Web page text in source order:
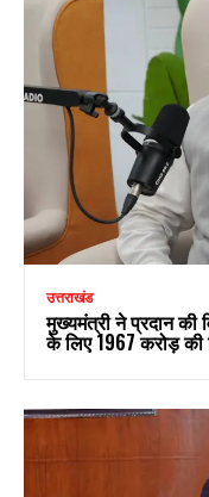
उत्तराखंड
मुख्यमंत्री ने प्रदान की
के लिए ₹1967 करोड़ की